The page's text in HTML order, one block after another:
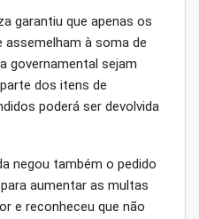
garantiu que apenas os
à soma de
governamental sejam
dos itens de
poderá ser devolvida
negou também o pedido
aumentar as multas
e reconheceu que não